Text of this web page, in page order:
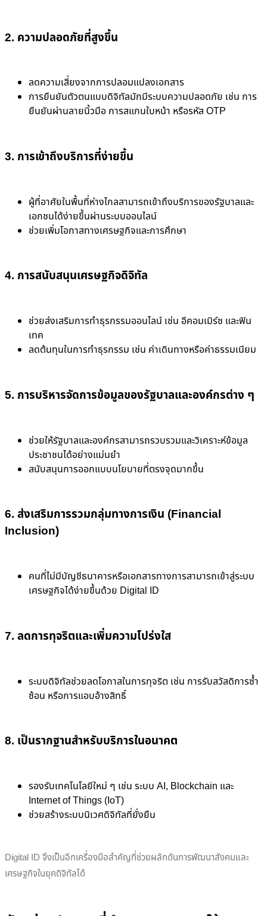
2. ความปลอดภัยที่สูงขึ้น
ลดความเสี่ยงจากการปลอมแปลงเอกสาร
การยืนยันตัวตนแบบดิจิทัลมักมีระบบความปลอดภัย เช่น การ
ยืนยันผ่านลายนิ้วมือ การสแกนใบหน้า หรือรหัส OTP
3. การเข้าถึงบริการที่ง่ายขึ้น
ผู้ที่อาศัยในพื้นที่ห่างไกลสามารถเข้าถึงบริการของรัฐบาลและ
เอกชนได้ง่ายขึ้นผ่านระบบออนไลน์
ช่วยเพิ่มโอกาสทางเศรษฐกิจและการศึกษา
4. การสนับสนุนเศรษฐกิจดิจิทัล
ช่วยส่งเสริมการทำธุรกรรมออนไลน์ เช่น อีคอมเมิร์ซ และฟิน
เทค
ลดต้นทุนในการทำธุรกรรม เช่น ค่าเดินทางหรือค่าธรรมเนียม
5. การบริหารจัดการข้อมูลของรัฐบาลและองค์กรต่าง ๆ
ช่วยให้รัฐบาลและองค์กรสามารถรวบรวมและวิเคราะห์ข้อมูล
ประชาชนได้อย่างแม่นยำ
สนับสนุนการออกแบบนโยบายที่ตรงจุดมากขึ้น
6. ส่งเสริมการรวมกลุ่มทางการเงิน (Financial
Inclusion)
คนที่ไม่มีบัญชีธนาคารหรือเอกสารทางการสามารถเข้าสู่ระบบ
เศรษฐกิจได้ง่ายขึ้นด้วย Digital ID
7. ลดการทุจริตและเพิ่มความโปร่งใส
ระบบดิจิทัลช่วยลดโอกาสในการทุจริต เช่น การรับสวัสดิการซ้ำ
ซ้อน หรือการแอบอ้างสิทธิ์
8. เป็นรากฐานสำหรับบริการในอนาคต
รองรับเทคโนโลยีใหม่ ๆ เช่น ระบบ AI, Blockchain และ
Internet of Things (IoT)
ช่วยสร้างระบบนิเวศดิจิทัลที่ยั่งยืน
Digital ID จึงเป็นอีกเครื่องมือสำคัญที่ช่วยผลักดันการพัฒนาสังคมและ
เศรษฐกิจในยุคดิจิทัลได้